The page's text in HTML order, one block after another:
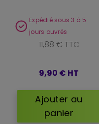
Expédié sous 3 à 5
jours ouvrés
11,88 € TTC
9,90 € HT
Ajouter au
panier